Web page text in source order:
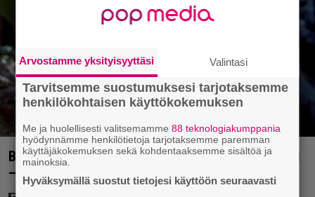
Bond-luojan 68 vuotta sitten lähettämä kirje löytyi
– tältä 007-hahmon piti alun perin näyttää
Arvostamme yksityisyyttäsi Valintasi
Tarvitsemme suostumuksesi tarjotaksemme
henkilökohtaisen käyttökokemuksen
Me ja huolellisesti valitsemamme88 teknologiakumppania
hyödynnämme henkilötietoja tarjotaksemme paremman
käyttäjäkokemuksen sekä kohdentaaksemme sisältöä ja
mainoksia.
Hyväksymällä suostut tietojesi käyttöön seuraavasti